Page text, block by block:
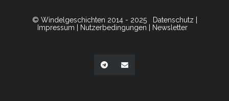
© Windelgeschichten 2014 - 2025 Datenschutz
Impressum
Nutzerbedingungen Newsletter